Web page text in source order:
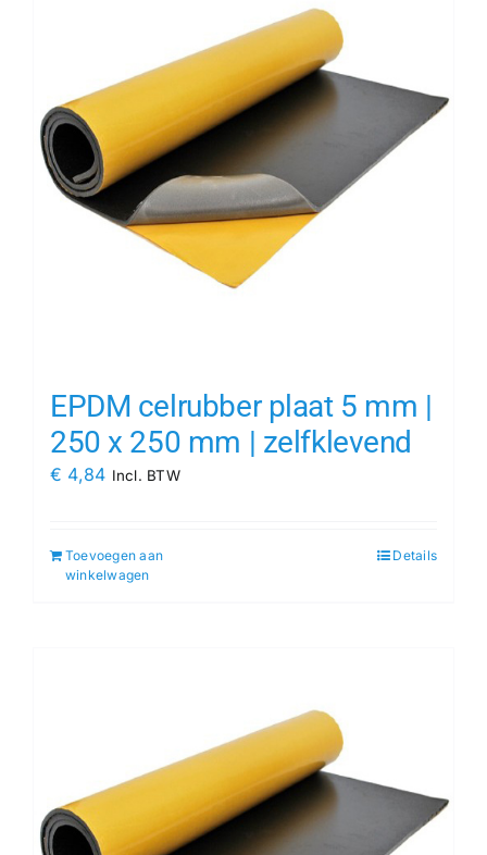
EPDM celrubber plaat 5 mm |
250 x 250 mm | zelfklevend
€ 4,84 Incl. BTW
Toevoegen aan
winkelwagen
Details